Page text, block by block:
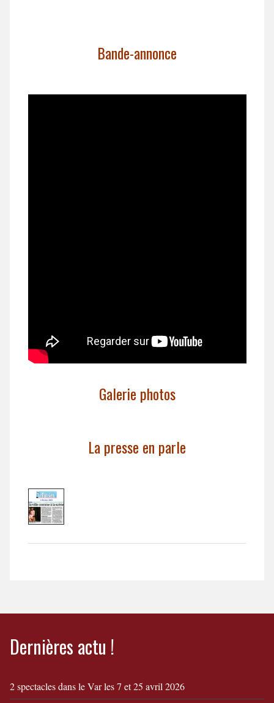
Bande-annonce
Galerie photos
La presse en parle
Dernières actu !
2 spectacles dans le Var les 7 et 25 avril 2026